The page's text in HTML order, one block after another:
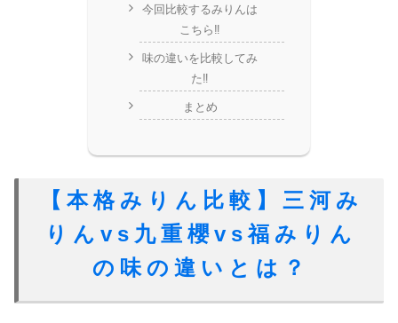
今回比較するみりんは
こちら‼️
味の違いを比較してみ
た‼️
まとめ
【本格みりん比較】三河み
りんvs九重櫻vs福みりん
の味の違いとは？